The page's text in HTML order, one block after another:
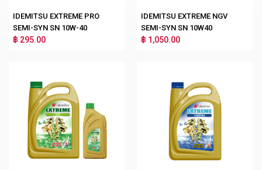
IDEMITSU EXTREME PRO
SEMI-SYN SN 10W-40
฿ 295.00
IDEMITSU EXTREME NGV
SEMI-SYN SN 10W40
฿ 1,050.00